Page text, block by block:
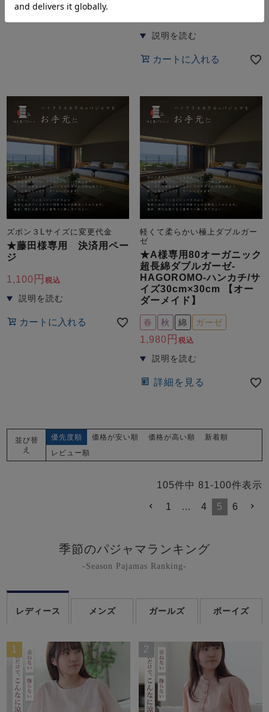
カートに入れる
ズボン３Lサイズに変更代金
★藤田様専用 決済用ペー
ジ
1,100 税込
カートに入れる
軽くて柔らかい極上ダブルガー
ゼ
★A様専用80オーガニック
超長綿ダブルガーゼ-
HAGOROMO-ハンカチ/サ
イズ30cm×30cm 【オー
ダーメイド】
春 秋 綿 ガーゼ
1,980 税込
詳細を見る
並び替
え
優先度順 価格が安い順 価格が高い順
新着順
レビュー順
105件中 81 -100件表示
1 … 4 5 6
季節のパジャマランキング
-Season Pajamas Ranking-
レディース メンズ ガールズ ボーイズ
1 2